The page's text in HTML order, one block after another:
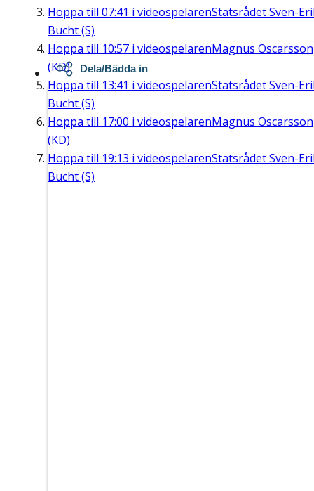
Hoppa till 07:41 i videospelarenStatsrådet Sven-
Bucht (S)
Hoppa till 10:57 i videospelarenMagnus Oscarsson
(KD)
Hoppa till 13:41 i videospelarenStatsrådet Sven-
Bucht (S)
Hoppa till 17:00 i videospelarenMagnus Oscarsson
(KD)
Hoppa till 19:13 i videospelarenStatsrådet Sven-
Bucht (S)
Dela/Bädda in